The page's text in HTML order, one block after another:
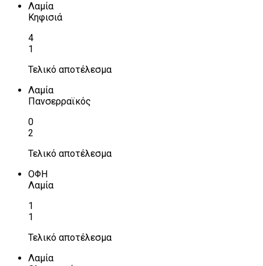
Λαμία
Κηφισιά
4
1
Τελικό αποτέλεσμα
Λαμία
Πανσερραϊκός
0
2
Τελικό αποτέλεσμα
ΟΦΗ
Λαμία
1
1
Τελικό αποτέλεσμα
Λαμία